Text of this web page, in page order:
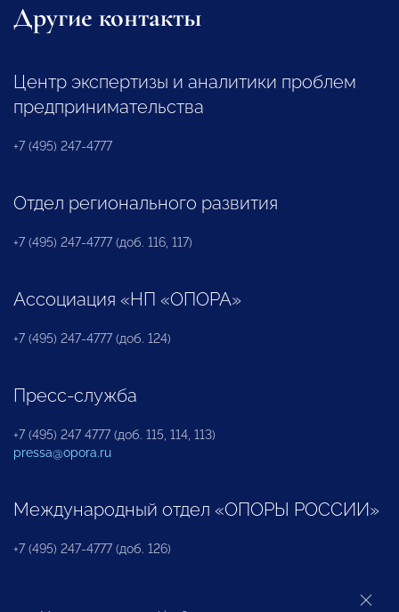
Другие контакты
Центр экспертизы и аналитики проблем
предпринимательства
+7 (495) 247-4777
Отдел регионального развития
+7 (495) 247-4777 (доб. 116, 117)
Ассоциация «НП «ОПОРА»
+7 (495) 247-4777 (доб. 124)
Пресс-служба
+7 (495) 247 4777 (доб. 115, 114, 113)
pressa@opora.ru
Международный отдел «ОПОРЫ РОССИИ»
+7 (495) 247-4777 (доб. 126)
Бюро по защите прав предпринимателей и